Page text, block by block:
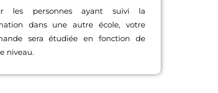
les personnes ayant suivi la
dans une autre école, votre
sera étudiée en fonction de
niveau.